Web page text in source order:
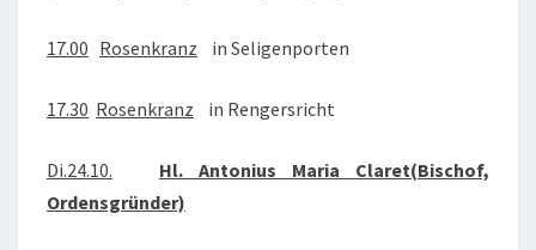
17.00 Rosenkranz in Seligenporten
17.30 Rosenkranz in Rengersricht
Di.24.10.
Hl. Antonius Maria Claret(Bischof,
Ordensgründer)